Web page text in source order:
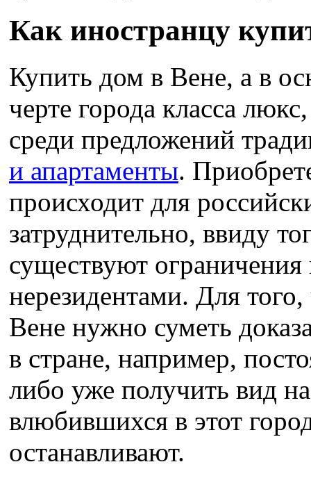
Как иностранцу
Купить дом в Вене, а в
черте города класса
среди предложений
и апартаменты.
происходит для
затруднительно, ввиду
существуют
нерезидентами. Для
Вене нужно суметь
в стране, например,
либо уже получить вид
влюбившихся в этот
останавливают.